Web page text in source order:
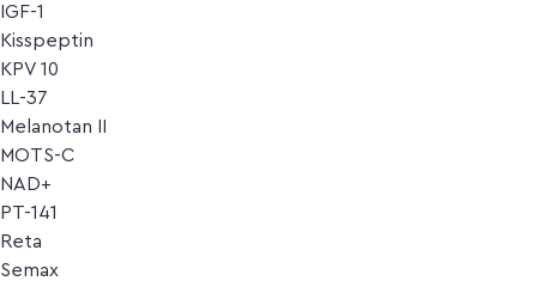
IGF-1
Kisspeptin
KPV 10
LL-37
Melanotan II
MOTS-C
NAD+
PT-141
Reta
Semax